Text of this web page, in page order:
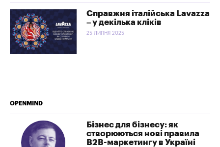
Справжня італійська Lavazza
– у декілька кліків
25 ЛИПНЯ 2025
OPENMIND
Бізнес для бізнесу: як
створюються нові правила
B2B-маркетингу в Україні